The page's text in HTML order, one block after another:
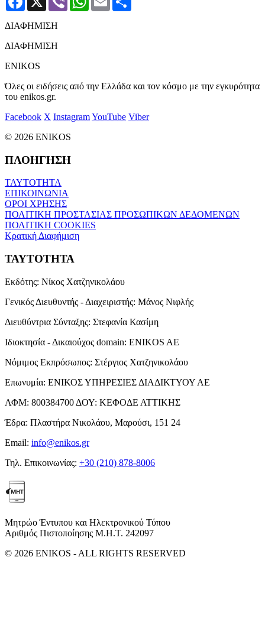
ΔΙΑΦΗΜΙΣΗ
ΔΙΑΦΗΜΙΣΗ
ENIKOS
Όλες οι ειδήσεις από την Ελλάδα και τον κόσμο με την εγκυρότητα
του enikos.gr.
Facebook X InstagramYouTube Viber
© 2026 ENIKOS
ΠΛΟΗΓΗΣΗ
ΤΑΥΤΟΤΗΤΑ
ΕΠΙΚΟΙΝΩΝΙΑ
ΟΡΟΙ ΧΡΗΣΗΣ
ΠΟΛΙΤΙΚΗ ΠΡΟΣΤΑΣΙΑΣ ΠΡΟΣΩΠΙΚΩΝ ΔΕΔΟΜΕΝΩΝ
ΠΟΛΙΤΙΚΗ COOKIES
Κρατική Διαφήμιση
ΤΑΥΤΟΤΗΤΑ
Εκδότης: Νίκος Χατζηνικολάου
Γενικός Διευθυντής - Διαχειριστής: Μάνος Νιφλής
Διευθύντρια Σύνταξης: Στεφανία Κασίμη
Ιδιοκτησία - Δικαιούχος domain: ENIKOS AE
Νόμιμος Εκπρόσωπος: Στέργιος Χατζηνικολάου
Επωνυμία: ΕΝΙΚΟΣ ΥΠΗΡΕΣΙΕΣ ΔΙΑΔΙΚΤΥΟΥ ΑΕ
ΑΦΜ: 800384700 ΔΟΥ: ΚΕΦΟΔΕ ΑΤΤΙΚΗΣ
Έδρα: Πλαστήρα Νικολάου, Μαρούσι, 151 24
Email: info@enikos.gr
Τηλ. Επικοινωνίας: +30 (210) 878-8006
Μητρώο Έντυπου και Ηλεκτρονικού Τύπου
Αριθμός Πιστοποίησης Μ.Η.Τ. 242097
© 2026 ENIKOS - ALL RIGHTS RESERVED